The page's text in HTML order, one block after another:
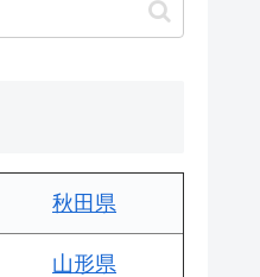
秋田県
山形県